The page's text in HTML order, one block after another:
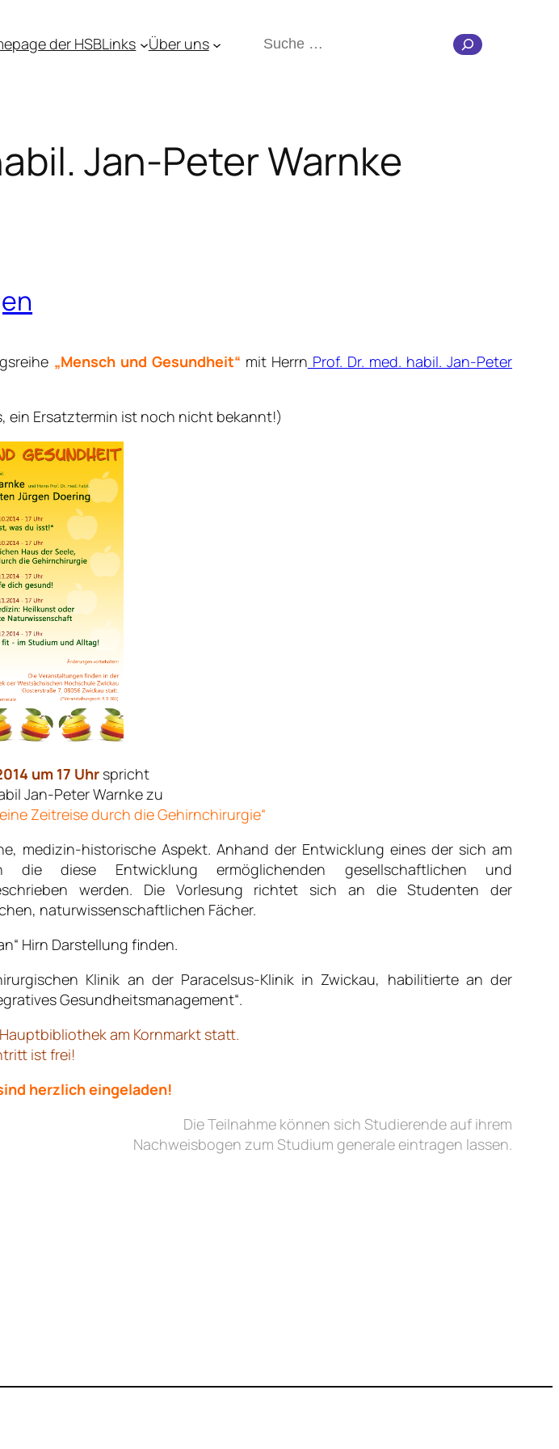
der HSBLinks Über uns Suchen
Jan-Peter Warnke
„Mensch und Gesundheit“ mit Herrn Prof. Dr. med. habil. Jan-Peter
ein Ersatztermin ist noch nicht bekannt!)
um 17 Uhrspricht
Jan-Peter Warnke zu
Zeitreise durch die Gehirnchirurgie“
medizin-historische Aspekt. Anhand der Entwicklung eines der sich am
die diese Entwicklung ermöglichenden gesellschaftlichen und
werden. Die Vorlesung richtet sich an die Studenten der
naturwissenschaftlichen Fächer.
Hirn Darstellung finden.
Klinik an der Paracelsus-Klinik in Zwickau, habilitierte an der
Gesundheitsmanagement“.
am Kornmarkt statt.
ist frei!
herzlich eingeladen!
Die Teilnahme können sich Studierende auf ihrem
Nachweisbogen zum Studium generale eintragen lassen.